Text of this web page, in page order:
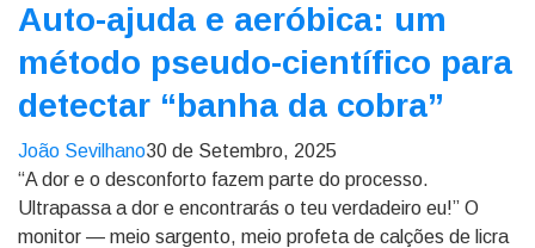
Auto-ajuda e aeróbica: um
método pseudo-científico para
detectar “banha da cobra”
João Sevilhano30 de Setembro, 2025
“A dor e o desconforto fazem parte do processo.
Ultrapassa a dor e encontrarás o teu verdadeiro eu!” O
monitor — meio sargento, meio profeta de calções de licra